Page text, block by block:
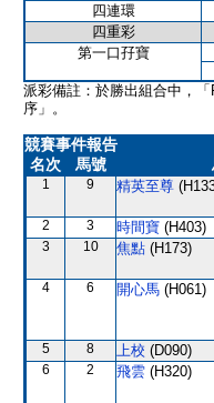
四連環
四重彩
第一口孖寶
派彩備註：於勝出組合中，
序」。
競賽事件報告
名次
馬號
1 9 精英至尊
2 3 時間寶 (H403)
3 10 焦點 (H173)
4 6 開心馬 (H061)
5 8 上校 (D090)
6 2 飛雲 (H320)